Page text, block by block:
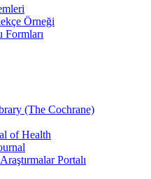
Örneği
Formları
(The Cochrane)
of Health
Portalı